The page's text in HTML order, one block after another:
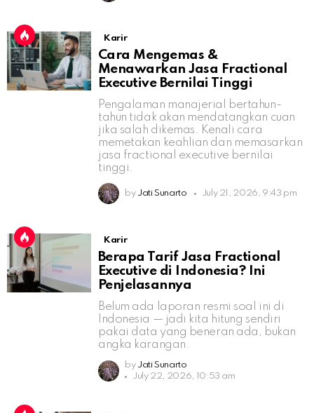
Karir
Cara Mengemas &
Menawarkan Jasa Fractional
Executive Bernilai Tinggi
Pengalaman manajerial bertahun-
tahun tidak akan mendatangkan cuan
jika salah dikemas. Kenali cara
memetakan keahlian dan memasarkan
jasa fractional executive bernilai
tinggi.
by Jati Sunarto July 21, 2026, 9:43 pm
Karir
Berapa Tarif Jasa Fractional
Executive di Indonesia? Ini
Penjelasannya
Belum ada laporan resmi soal ini di
Indonesia — jadi kita hitung sendiri
pakai data yang beneran ada, bukan
angka karangan.
by Jati Sunarto
July 22, 2026, 10:53 am